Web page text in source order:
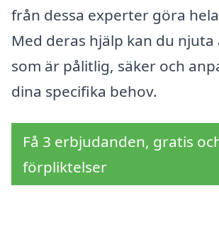
från dessa experter göra
Med deras hjälp kan du njuta
som är pålitlig, säker och
dina specifika behov.
Få 3 erbjudanden, gratis
förpliktelser